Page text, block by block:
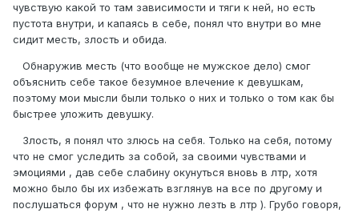
чувствую какой то там зависимости и тяги к ней, но есть
пустота внутри, и капаясь в себе, понял что внутри во мне
сидит месть, злость и обида.
Обнаружив месть (что вообще не мужское дело) смог
объяснить себе такое безумное влечение к девушкам,
поэтому мои мысли были только о них и только о том как бы
быстрее уложить девушку.
Злость, я понял что злюсь на себя. Только на себя, потому
что не смог уследить за собой, за своими чувствами и
эмоциями , дав себе слабину окунуться вновь в лтр, хотя
можно было бы их избежать взглянув на все по другому и
послушаться форум , что не нужно лезть в лтр ). Грубо говоря,